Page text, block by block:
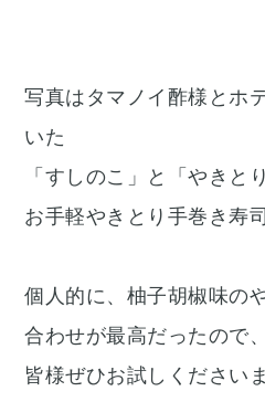
写真はタマノイ酢様とホ
いた
「すしのこ」と「やきと
お手軽やきとり手巻き寿
個人的に、柚子胡椒味の
合わせが最高だったので、
皆様ぜひお試しくださいま